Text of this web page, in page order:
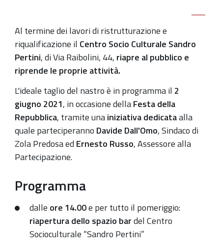
termine
dei
lavori
di
riqualificazione
Al termine dei lavori di ristrutturazione e
riqualificazione il Centro Socio Culturale Sandro
Pertini, di Via Raibolini, 44, riapre al pubblico e
riprende le proprie attività.
L'ideale taglio del nastro è in programma il 2
giugno 2021, in occasione dellaFesta della
Repubblica, tramite unainiziativa dedicataalla
quale parteciperanno Davide Dall'Omo, Sindaco di
Zola Predosa ed Ernesto Russo, Assessore alla
Partecipazione.
Programma
dalle ore 14.00e per tutto il pomeriggio:
riapertura dello spazio bardel Centro
Socioculturale “Sandro Pertini”